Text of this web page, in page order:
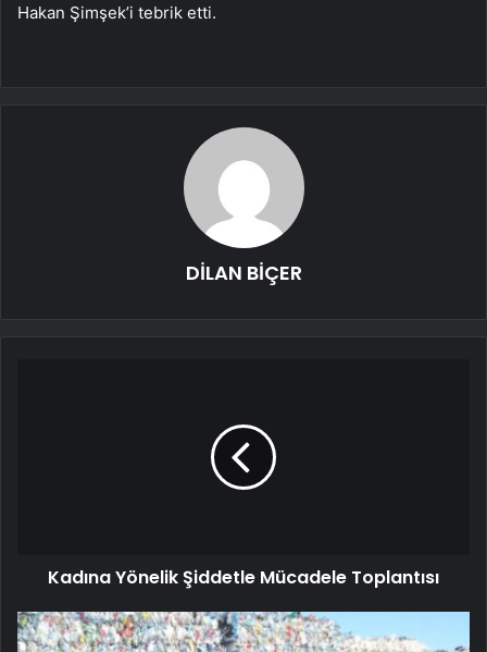
Hakan Şimşek’i tebrik etti.
DİLAN BİÇER
Kadına Yönelik Şiddetle Mücadele Toplantısı